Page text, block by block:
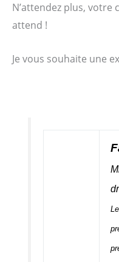
N’attendez plus,
attend !
Je vous souhaite une